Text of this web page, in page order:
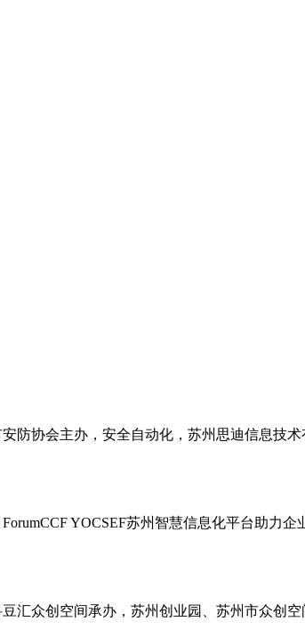
防协会主办，安全自动化，苏州思迪信息技
ForumCCF YOCSEF苏州智慧信息化平台助力
汇众创空间承办，苏州创业园、苏州市众创